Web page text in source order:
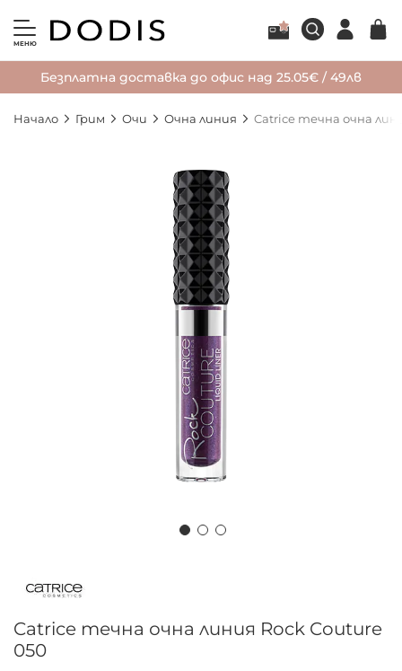
МЕНЮ
Безплатна доставка до офис над 25.05€ / 49лв
Начало Грим Очи Очна линия Catrice течна очна
началото
галерия
със
Catrice течна очна линия Rock Couture
050